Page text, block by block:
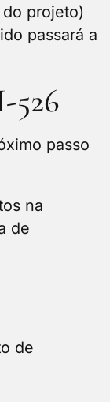
projeto)
passará a
526
passo
na
de
de